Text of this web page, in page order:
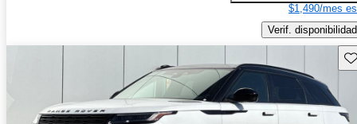
$1,490/mes
Verif. disponibilidad